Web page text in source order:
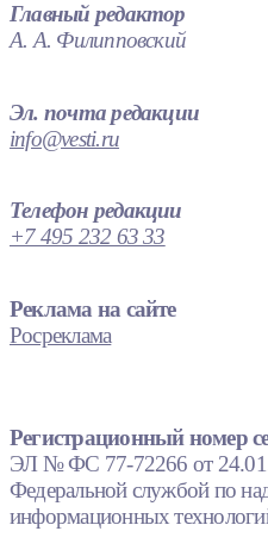
Главный редактор
А. А. Филипповский
Эл. почта редакции
info@vesti.ru
Телефон редакции
+7 495 232 63 33
Реклама на сайте
Росреклама
Регистрационный номер
ЭЛ № ФС 77-72266 от
Федеральной службой по
информационных